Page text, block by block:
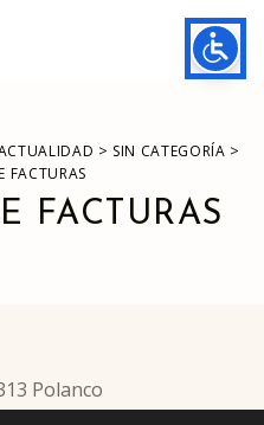
> SIN CATEGORÍA >
FACTURAS
FACTURAS
Polanco